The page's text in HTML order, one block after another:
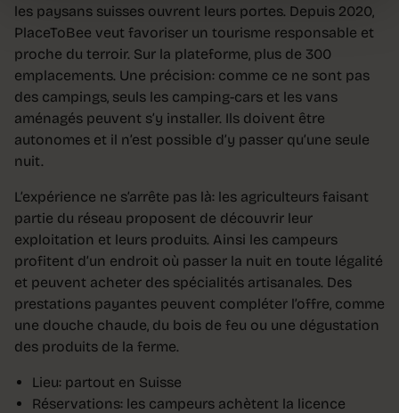
les paysans suisses ouvrent leurs portes. Depuis 2020,
PlaceToBee veut favoriser un tourisme responsable et
proche du terroir. Sur la plateforme, plus de 300
emplacements. Une précision: comme ce ne sont pas
des campings, seuls les camping-cars et les vans
aménagés peuvent s’y installer. Ils doivent être
autonomes et il n’est possible d’y passer qu’une seule
nuit.
L’expérience ne s’arrête pas là: les agriculteurs faisant
partie du réseau proposent de découvrir leur
exploitation et leurs produits. Ainsi les campeurs
profitent d’un endroit où passer la nuit en toute légalité
et peuvent acheter des spécialités artisanales. Des
prestations payantes peuvent compléter l’offre, comme
une douche chaude, du bois de feu ou une dégustation
des produits de la ferme.
Lieu: partout en Suisse
Réservations: les campeurs achètent la licence